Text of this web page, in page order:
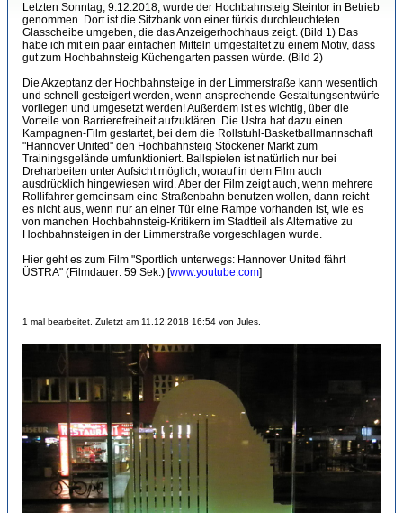
Letzten Sonntag, 9.12.2018, wurde der Hochbahnsteig Steintor in Betrieb
genommen. Dort ist die Sitzbank von einer türkis durchleuchteten
Glasscheibe umgeben, die das Anzeigerhochhaus zeigt. (Bild 1) Das
habe ich mit ein paar einfachen Mitteln umgestaltet zu einem Motiv, dass
gut zum Hochbahnsteig Küchengarten passen würde. (Bild 2)
Die Akzeptanz der Hochbahnsteige in der Limmerstraße kann wesentlich
und schnell gesteigert werden, wenn ansprechende Gestaltungsentwürfe
vorliegen und umgesetzt werden! Außerdem ist es wichtig, über die
Vorteile von Barrierefreiheit aufzuklären. Die Üstra hat dazu einen
Kampagnen-Film gestartet, bei dem die Rollstuhl-Basketballmannschaft
"Hannover United" den Hochbahnsteig Stöckener Markt zum
Trainingsgelände umfunktioniert. Ballspielen ist natürlich nur bei
Dreharbeiten unter Aufsicht möglich, worauf in dem Film auch
ausdrücklich hingewiesen wird. Aber der Film zeigt auch, wenn mehrere
Rollifahrer gemeinsam eine Straßenbahn benutzen wollen, dann reicht
es nicht aus, wenn nur an einer Tür eine Rampe vorhanden ist, wie es
von manchen Hochbahnsteig-Kritikern im Stadtteil als Alternative zu
Hochbahnsteigen in der Limmerstraße vorgeschlagen wurde.
Hier geht es zum Film "Sportlich unterwegs: Hannover United fährt
ÜSTRA" (Filmdauer: 59 Sek.) [www.youtube.com]
1 mal bearbeitet. Zuletzt am 11.12.2018 16:54 von Jules.